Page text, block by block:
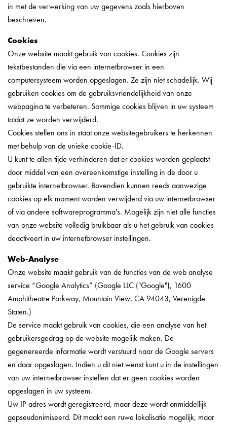
in met de verwerking van uw gegevens zoals hierboven
beschreven.
Cookies
Onze website maakt gebruik van cookies. Cookies zijn
tekstbestanden die via een internetbrowser in een
computersysteem worden opgeslagen. Ze zijn niet schadelijk. Wij
gebruiken cookies om de gebruiksvriendelijkheid van onze
webpagina te verbeteren. Sommige cookies blijven in uw systeem
totdat ze worden verwijderd.
Cookies stellen ons in staat onze websitegebruikers te herkennen
met behulp van de unieke cookie-ID.
U kunt te allen tijde verhinderen dat er cookies worden geplaatst
door middel van een overeenkomstige instelling in de door u
gebruikte internetbrowser. Bovendien kunnen reeds aanwezige
cookies op elk moment worden verwijderd via uw internetbrowser
of via andere softwareprogramma's. Mogelijk zijn niet alle functies
van onze website volledig bruikbaar als u het gebruik van cookies
deactiveert in uw internetbrowser instellingen.
Web-Analyse
Onze website maakt gebruik van de functies van de web analyse
service “Google Analytics” (Google LLC ("Google"), 1600
Amphitheatre Parkway, Mountain View, CA 94043, Verenigde
Staten.)
De service maakt gebruik van cookies, die een analyse van het
gebruikersgedrag op de website mogelijk maken. De
gegenereerde informatie wordt verstuurd naar de Google servers
en daar opgeslagen. Indien u dit niet wenst kunt u in de instellingen
van uw internetbrowser instellen dat er geen cookies worden
opgeslagen in uw systeem.
Uw IP-adres wordt geregistreerd, maar deze wordt onmiddellijk
gepseudonimiseerd. Dit maakt een ruwe lokalisatie mogelijk, maar